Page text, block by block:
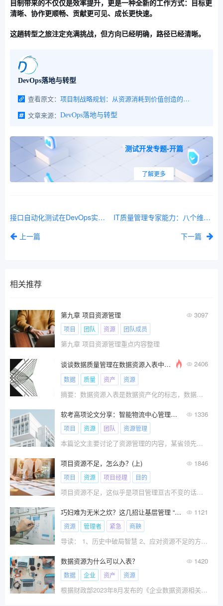
目制带来的不仅仅是效率提升，更是一种全新的工作方式：目标更
清晰、协作更顺畅、贡献更可见、成长更快速。
这趟转型之旅注定充满挑战，但方向已经明确，路径已经清晰。
DevOps落地与转型
查看原文：
项目制战略规划：从资源消耗到价值创造的系统性变革
文章来源： DevOps落地与转型
测试开发专题-开篇
了解更多
接口自动化测试在DevOps实践中的落地方法
上一篇
IT质量管理专家能力：八个维度全面解析
下一篇
相关推荐
第九章 项目资源管理 3097
项目 团队 资源 团队成员
第九章 项目资源管理重点内容整理
谈谈数据质量管理在数据资源入表中的实施方法和路径 2406
数据 质量 资产 资源
摘要：数据资源入表是数据资产化的标志，数据资源
软考高项论文分享：智能物流中心管理系统项目的资源管理 1336
项目 资源 团队 资源管理
本篇论文主要讨论了资源管理的内容，某省领先汽车零部件制造集团的智慧物流中心管理系统建设。项目总投资高达900万元，建设周期为14个月，通过信息技术与现代物流的深度融合，实现了物流管理的智能化转型。在资源管理方面，采取了以下六个步骤
项目资源不足，怎么办？(上) 1846
项目 资源 项目经理 目的
项目资源不足，这似乎是项目管理亘古不变的话题！要论资排辈的话，可以排在第二位，排在第一位的当然是需求变更。本文分为上下两篇，分别从项目经理和企业治理两个角度谈谈“项目资源不足，该怎么办？”
巧妇难为无米之炊？这几招让基层管理 “化腐朽为神奇” 1121
资源 管理者 紧急 商鞅
导读： 1、历史中破局智慧 2、应对资源不足的方法论
数据资源为什么可以入表？ 1420
数据 企业 资产 资源
根据财政部2023年8月发布的《企业数据资源相关会计?